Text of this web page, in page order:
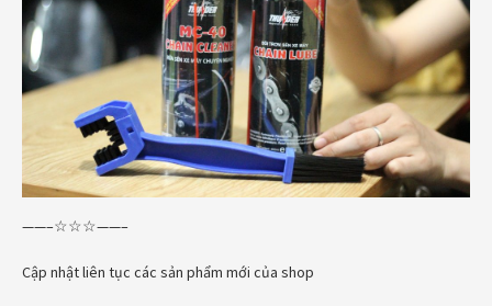
——–☆☆☆——–
Cập nhật liên tục các sản phẩm mới của shop